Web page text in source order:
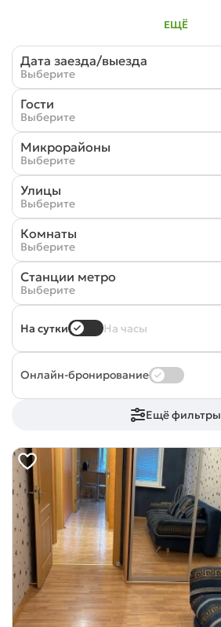
ЕЩЁ
Дата заезда/выезда
Выберите
Гости
Выберите
Микрорайоны
Выберите
Улицы
Выберите
Комнаты
Выберите
Станции метро
Выберите
На сутки На часы
Онлайн-бронирование
Ещё фильтры